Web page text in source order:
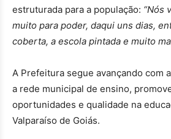
estruturada para a população: “Nós
muito para poder, daqui uns dias,
coberta, a escola pintada e muito
A Prefeitura segue avançando com
a rede municipal de ensino,
oportunidades e qualidade na
Valparaíso de Goiás.